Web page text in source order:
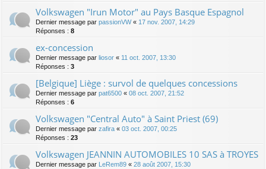
Volkswagen "Irun Motor" au Pays Basque Espagnol
Dernier message par passionVW« 17 nov. 2007, 14:29
Réponses : 8
ex-concession
Dernier message par liosor « 11 oct. 2007, 13:30
Réponses : 3
[Belgique] Liège : survol de quelques concessions
Dernier message par pat6500 « 08 oct. 2007, 21:52
Réponses : 6
Volkswagen "Central Auto" à Saint Priest (69)
Dernier message par zafira « 03 oct. 2007, 00:25
Réponses : 23
Volkswagen JEANNIN AUTOMOBILES 10 SAS à TROYES
Dernier message par LeRem89 « 28 août 2007, 15:30